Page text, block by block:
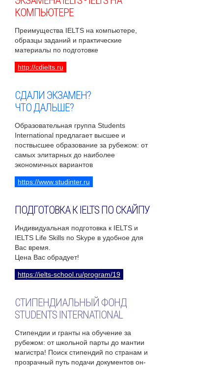
КОМПЬЮТЕРЕ
Преимущества IELTS на компьютере,
образцы заданий и практические
материалы по подготовке
http://cdielts.ru
СДАЛИ ЭКЗАМЕН?
ЧТО ДАЛЬШЕ?
Образовательная группа Students
International предлагает высшее и
поствысшее образование за рубежом: от
самых элитарных до наиболее
экономичных вариантов
https://www.studinter.ru
ПОДГОТОВКА К IELTS ПО СКАЙПУ
Индивидуальная подготовка к IELTS и
IELTS Life Skills по Skype в удобное для
Вас время.
Цена Вас обрадует!
https://ielts-school.ru/program/19
СТИПЕНДИАЛЬНЫЙ ФОНД
STUDENTS INTERNATIONAL
Стипендии и гранты на обучение за
рубежом: от школьной парты до мантии
магистра! Поиск стипендий по странам и
прозрачный путь подачи документов он-